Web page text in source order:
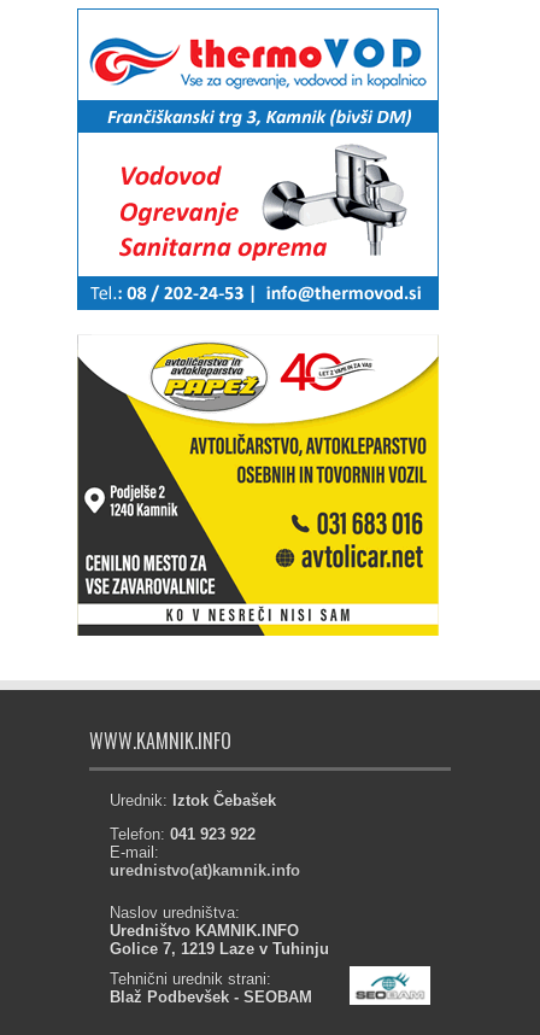
WWW.KAMNIK.INFO
Urednik: Iztok Čebašek
Telefon: 041 923 922
E-mail:
urednistvo(at)kamnik.info
Naslov uredništva:
Uredništvo KAMNIK.INFO
Golice 7, 1219 Laze v Tuhinju
Tehnični urednik strani:
Blaž Podbevšek - SEOBAM